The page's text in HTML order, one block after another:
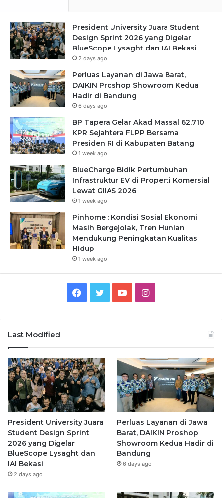
President University Juara Student
Design Sprint 2026 yang Digelar
BlueScope Lysaght dan IAI Bekasi
2 days ago
Perluas Layanan di Jawa Barat,
DAIKIN Proshop Showroom Kedua
Hadir di Bandung
6 days ago
BP Tapera Gelar Akad Massal 62.710
KPR Sejahtera FLPP Bersama
Presiden RI di Kabupaten Batang
1 week ago
BlueCharge Bidik Pertumbuhan
Infrastruktur EV di Properti Komersial
Lewat GIIAS 2026
1 week ago
Pinhome : Kondisi Sosial Ekonomi
Masih Bergejolak, Tren Hunian
Mendukung Peningkatan Kualitas
Hidup
1 week ago
Facebook
TwitterYouTubeInstagram
Last Modified
President University Juara
Student Design Sprint
2026 yang Digelar
BlueScope Lysaght dan
IAI Bekasi
2 days ago
Perluas Layanan di Jawa
Barat, DAIKIN Proshop
Showroom Kedua Hadir di
Bandung
6 days ago